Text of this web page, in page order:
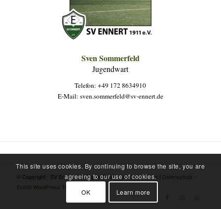
Sven Sommerfeld
Jugendwart
Telefon: +49 172 8634910
E-Mail: sven.sommerfeld@sv-ennert.de
© Copyright - SV Ennert I All Rights Reserved IImpressum I Datenschutz -
Enfold WordPress Theme by Kriesi
This site uses cookies. By continuing to browse the site, you are
agreeing to our use of cookies.
OK
Learn more